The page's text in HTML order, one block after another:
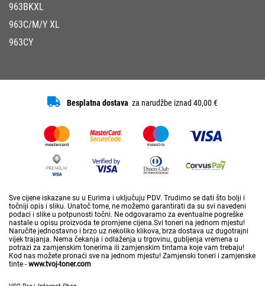
963BKXL
963C/M/Y XL
963CY
Besplatna dostava za narudžbe iznad 40,00 €
Sve cijene iskazane su u Eurima i uključuju PDV. Trudimo se dati što bolji i
točniji opis i sliku. Unatoč tome, ne možemo garantirati da su svi navedeni
podaci i slike u potpunosti točni. Ne odgovaramo za eventualne pogreške
nastale u opisu proizvoda te promjene cijena.Svi toneri na jednom mjestu!
Naručite jednostavno i brzo uz nekoliko klikova, brza dostava uz dugotrajni
vijek trajanja. Nema čekanja i odlaženja u trgovinu, gubljenja vremena u
potrazi za zamjenskim tonerima ili zamjenskim tintama koje vam trebaju!
Kod nas možete pronaći sve na jednom mjestu! Zamjenski toneri i zamjenske
tinte - www.tvoj-toner.com